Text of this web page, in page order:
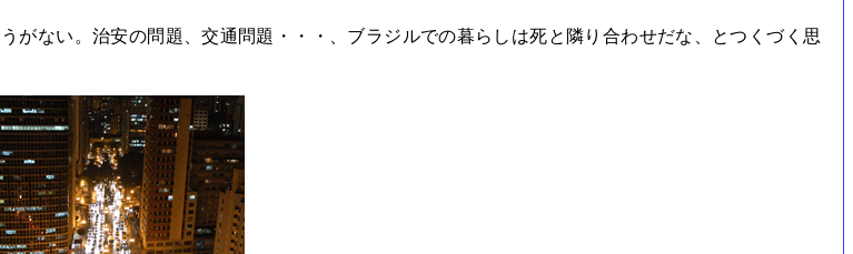
ない。治安の問題、交通問題・・・、ブラジルでの暮らしは死と隣り合わせだな、とつくづく思